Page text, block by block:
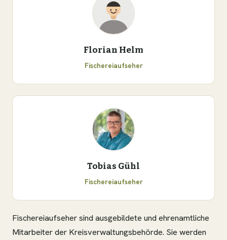
Florian Helm
Fischereiaufseher
Tobias Gühl
Fischereiaufseher
Fischereiaufseher sind ausgebildete und ehrenamtliche
Mitarbeiter der Kreisverwaltungsbehörde. Sie werden